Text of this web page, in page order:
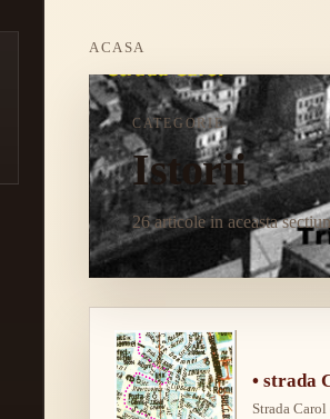
ACASA
CATEGORIE
Istorii
26 articole in aceasta
• strada
Strada